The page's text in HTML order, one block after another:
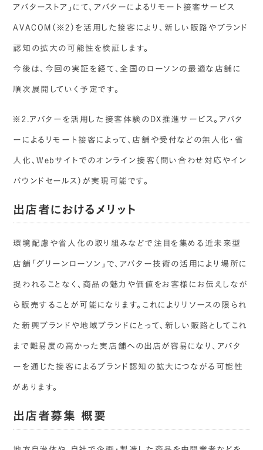
アバターストア」にて、アバターによるリモート接客サービス
AVACOM（※2）を活用した接客により、新しい販路やブランド
認知の拡大の可能性を検証します。
今後は、今回の実証を経て、全国のローソンの最適な店舗に
順次展開していく予定です。
※2.アバターを活用した接客体験のDX推進サービス。アバタ
ーによるリモート接客によって、店舗や受付などの無人化・省
人化、Webサイトでのオンライン接客（問い合わせ対応やイン
バウンドセールス）が実現可能です。
出店者におけるメリット
環境配慮や省人化の取り組みなどで注目を集める近未来型
店舗「グリーンローソン」で、アバター技術の活用により場所に
捉われることなく、商品の魅力や価値をお客様にお伝えしなが
ら販売することが可能になります。これによりリソースの限られ
た新興ブランドや地域ブランドにとって、新しい販路としてこれ
まで難易度の高かった実店舗への出店が容易になり、アバタ
ーを通じた接客によるブランド認知の拡大につながる可能性
があります。
出店者募集 概要